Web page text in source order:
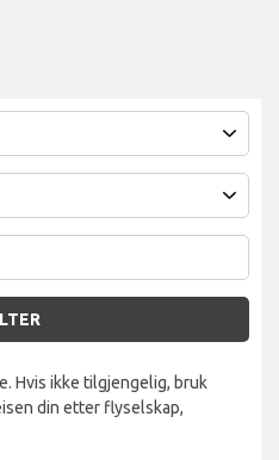
Hvis ikke tilgjengelig, bruk
din etter flyselskap,